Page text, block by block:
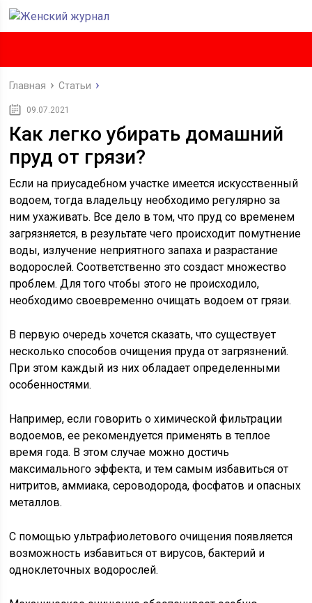
Главная Статьи
09.07.2021
Как легко убирать домашний
пруд от грязи?
Если на приусадебном участке имеется искусственный
водоем, тогда владельцу необходимо регулярно за
ним ухаживать. Все дело в том, что пруд со временем
загрязняется, в результате чего происходит помутнение
воды, излучение неприятного запаха и разрастание
водорослей. Соответственно это создаст множество
проблем. Для того чтобы этого не происходило,
необходимо своевременно очищать водоем от грязи.
В первую очередь хочется сказать, что существует
несколько способов очищения пруда от загрязнений.
При этом каждый из них обладает определенными
особенностями.
Например, если говорить о химической фильтрации
водоемов, ее рекомендуется применять в теплое
время года. В этом случае можно достичь
максимального эффекта, и тем самым избавиться от
нитритов, аммиака, сероводорода, фосфатов и опасных
металлов.
С помощью ультрафиолетового очищения появляется
возможность избавиться от вирусов, бактерий и
одноклеточных водорослей.